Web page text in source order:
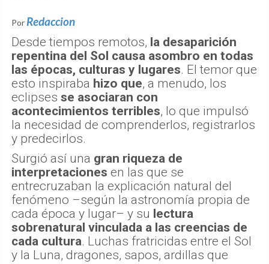
Por Redaccion
Desde tiempos remotos, la desaparición
repentina del Sol causa asombro en todas
las épocas, culturas y lugares. El temor que
esto inspiraba hizo que, a menudo, los
eclipses se asociaran con
acontecimientos terribles, lo que impulsó
la necesidad de comprenderlos, registrarlos
y predecirlos.
Surgió así una gran riqueza de
interpretaciones en las que se
entrecruzaban la explicación natural del
fenómeno –según la astronomía propia de
cada época y lugar– y su lectura
sobrenatural vinculada a las creencias de
cada cultura. Luchas fratricidas entre el Sol
y la Luna, dragones, sapos, ardillas que